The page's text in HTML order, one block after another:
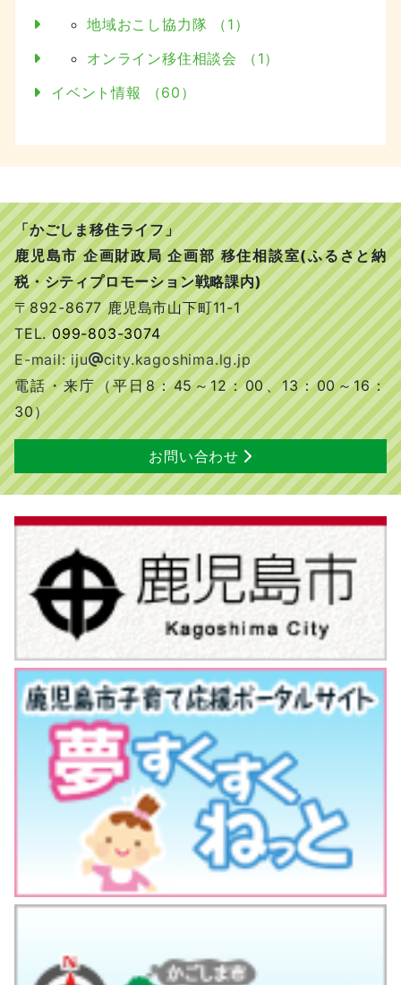
地域おこし協力隊 （1）
オンライン移住相談会 （1）
イベント情報 （60）
「かごしま移住ライフ」
鹿児島市 企画財政局 企画部 移住相談室(ふるさと納
税・シティプロモーション戦略課内)
〒892-8677 鹿児島市山下町11-1
TEL.099-803-3074
E-mail: iju
city.kagoshima.lg.jp
電話・来庁（平日8：45～12：00、13：00～16：
30）
お問い合わせ